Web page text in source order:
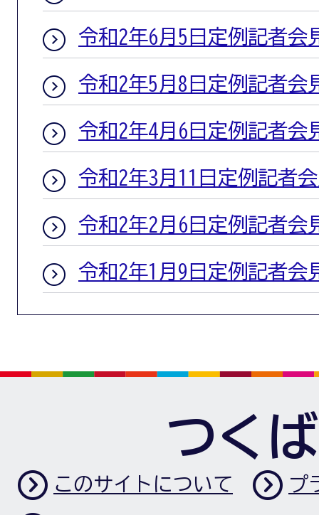
令和2年6月5日定例記者会
令和2年5月8日定例記者会
令和2年4月6日定例記者会
令和2年3月11日定例記者
令和2年2月6日定例記者会
令和2年1月9日定例記者会
つく
このサイトについて プ